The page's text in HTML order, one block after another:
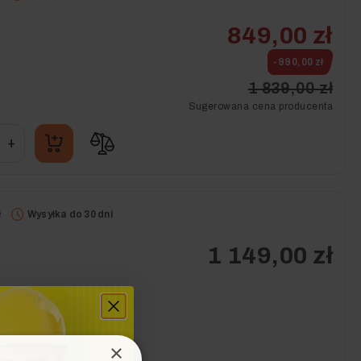
849,00 zł
-990,00 zł
1 839,00 zł
Sugerowana cena producenta
+
Wysyłka do 30 dni
1 149,00 zł
×